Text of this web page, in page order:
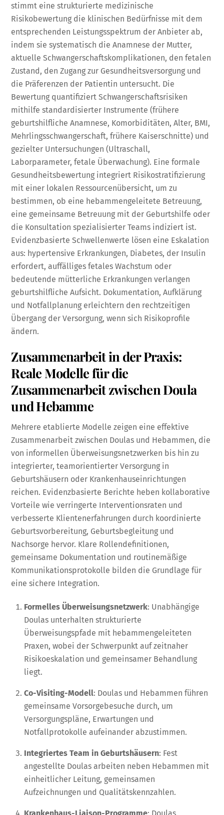
stimmt eine strukturierte medizinische
Risikobewertung die klinischen Bedürfnisse mit dem
entsprechenden Leistungsspektrum der Anbieter ab,
indem sie systematisch die Anamnese der Mutter,
aktuelle Schwangerschaftskomplikationen, den fetalen
Zustand, den Zugang zur Gesundheitsversorgung und
die Präferenzen der Patientin untersucht. Die
Bewertung quantifiziert Schwangerschaftsrisiken
mithilfe standardisierter Instrumente (frühere
geburtshilfliche Anamnese, Komorbiditäten, Alter, BMI,
Mehrlingsschwangerschaft, frühere Kaiserschnitte) und
gezielter Untersuchungen (Ultraschall,
Laborparameter, fetale Überwachung). Eine formale
Gesundheitsbewertung integriert Risikostratifizierung
mit einer lokalen Ressourcenübersicht, um zu
bestimmen, ob eine hebammengeleitete Betreuung,
eine gemeinsame Betreuung mit der Geburtshilfe oder
die Konsultation spezialisierter Teams indiziert ist.
Evidenzbasierte Schwellenwerte lösen eine Eskalation
aus: hypertensive Erkrankungen, Diabetes, der Insulin
erfordert, auffälliges fetales Wachstum oder
bedeutende mütterliche Erkrankungen verlangen
geburtshilfliche Aufsicht. Dokumentation, Aufklärung
und Notfallplanung erleichtern den rechtzeitigen
Übergang der Versorgung, wenn sich Risikoprofile
ändern.
Zusammenarbeit in der Praxis:
Reale Modelle für die
Zusammenarbeit zwischen Doula
und Hebamme
Mehrere etablierte Modelle zeigen eine effektive
Zusammenarbeit zwischen Doulas und Hebammen, die
von informellen Überweisungsnetzwerken bis hin zu
integrierter, teamorientierter Versorgung in
Geburtshäusern oder Krankenhauseinrichtungen
reichen. Evidenzbasierte Berichte heben kollaborative
Vorteile wie verringerte Interventionsraten und
verbesserte Klientenerfahrungen durch koordinierte
Geburtsvorbereitung, Geburtsbegleitung und
Nachsorge hervor. Klare Rollendefinitionen,
gemeinsame Dokumentation und routinemäßige
Kommunikationsprotokolle bilden die Grundlage für
eine sichere Integration.
Formelles Überweisungsnetzwerk: Unabhängige
Doulas unterhalten strukturierte
Überweisungspfade mit hebammengeleiteten
Praxen, wobei der Schwerpunkt auf zeitnaher
Risikoeskalation und gemeinsamer Behandlung
liegt.
Co-Visiting-Modell: Doulas und Hebammen führen
gemeinsame Vorsorgebesuche durch, um
Versorgungspläne, Erwartungen und
Notfallprotokolle aufeinander abzustimmen.
Integriertes Team in Geburtshäusern: Fest
angestellte Doulas arbeiten neben Hebammen mit
einheitlicher Leitung, gemeinsamen
Aufzeichnungen und Qualitätskennzahlen.